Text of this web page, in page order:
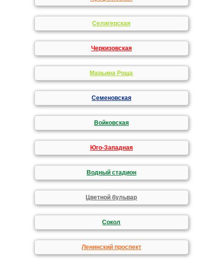
Селигерская
Черкизовская
Марьина Роща
Семеновская
Войковская
Юго-Западная
Водный стадион
Цветной бульвар
Сокол
Ленинский проспект